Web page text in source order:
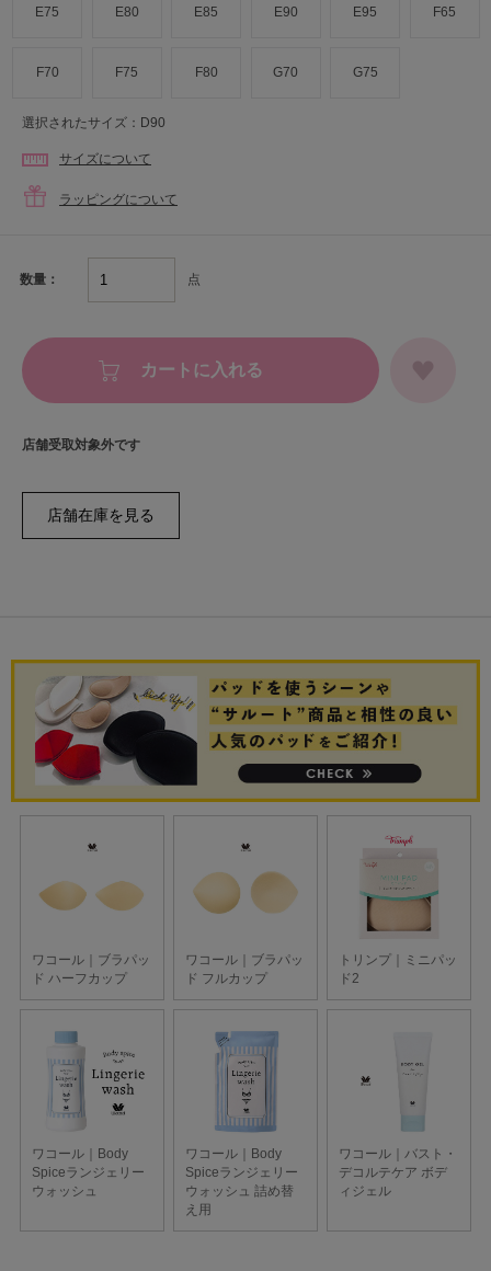
E75 E80 E85 E90 E95 F65
F70 F75 F80 G70 G75
選択されたサイズ：D90
サイズについて
ラッピングについて
数量： 点
カートに入れる
店舗受取対象外です